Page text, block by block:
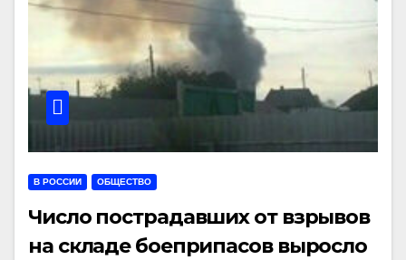
В РОССИИ ОБЩЕСТВО
Число пострадавших от взрывов
на складе боеприпасов выросло